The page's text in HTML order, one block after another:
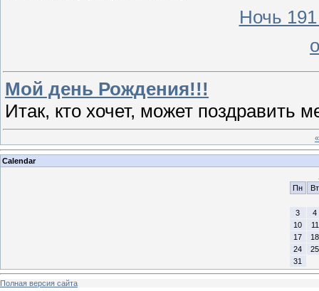
Ночь
Мой день Рождения!!!
Итак, кто хочет, может поздравить
«
Calendar
Пн
Вт
3
4
10
11
17
18
24
25
31
Полная версия сайта